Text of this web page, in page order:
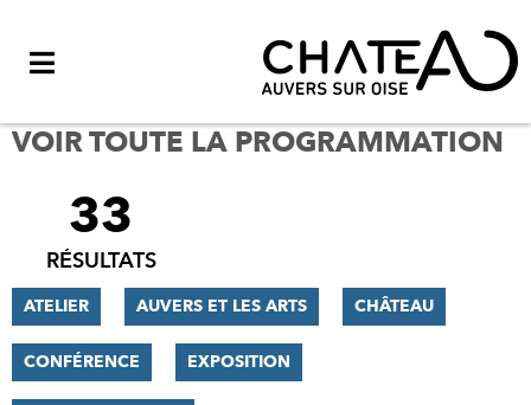
VOIR TOUTE LA PROGRAMMATION
FILTRER
RÉSULTATS
33
RÉSULTATS
ATELIER AUVERS ET LES ARTS CHÂTEAU
CONFÉRENCE EXPOSITION